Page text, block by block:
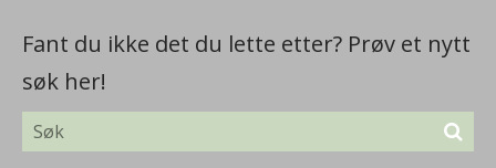
Fant du ikke det du lette etter? Prøv et nytt
søk her!